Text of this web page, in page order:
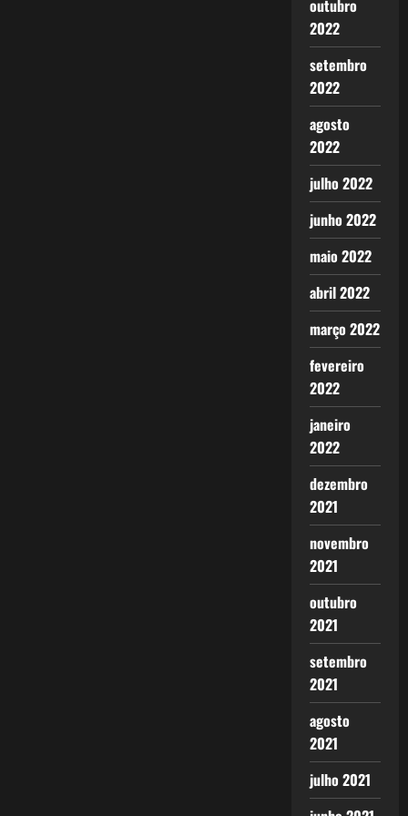
outubro
2022
setembro
2022
agosto
2022
julho 2022
junho 2022
maio 2022
abril 2022
março 2022
fevereiro
2022
janeiro
2022
dezembro
2021
novembro
2021
outubro
2021
setembro
2021
agosto
2021
julho 2021